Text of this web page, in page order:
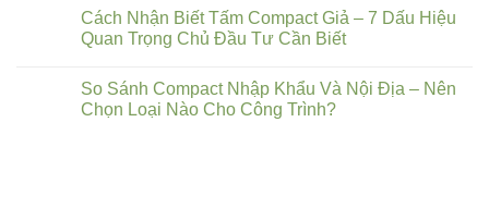
Cách Nhận Biết Tấm Compact Giả – 7 Dấu Hiệu
Quan Trọng Chủ Đầu Tư Cần Biết
So Sánh Compact Nhập Khẩu Và Nội Địa – Nên
Chọn Loại Nào Cho Công Trình?